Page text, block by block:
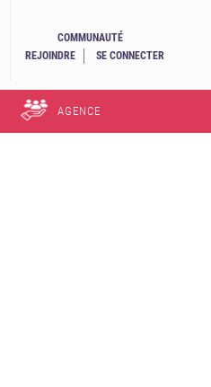
COMMUNAUTÉ
REJOINDRE
SE CONNECTER
AGENCE